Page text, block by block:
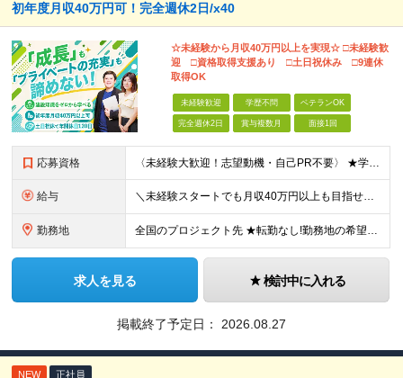
初年度⽉収40万円可！完全週休2日/x40
☆未経験から月収40万円以上を実現☆ □未経験歓
迎 □資格取得支援あり □土日祝休み □9連休
取得OK
未経験歓迎 学歴不問 ベテランOK
完全週休2日 賞与複数月 面接1回
応募資格 〈未経験大歓迎！志望動機・自己PR不要〉 ★学歴・職歴・転職回数・正社員経験の有無など一切不問 ★39歳以下の方※若年層の長期キャリア形成のため 普通自動車免許（AT限定可） ※北海道、東北、東海、
給与 ＼未経験スタートでも月収40万円以上も目指せます／ ★①②から選択OK！ 相談のうえ最終的に会社が決定し、内定時に通知します。 ①：月給（～50万円）+残業代全額支給 ■関東・北信越 月給30万円
勤務地 全国のプロジェクト先 ★転勤なし!勤務地の希望考慮! ★U・Iターン歓迎! ★直行直帰OK! ■関東／東京、神奈川、埼玉、千葉、群馬、栃木、茨城 ■東北／青森、秋田、岩手、宮城、福島、山形 ■関西／
求人を見る 検討中に入れる
掲載終了予定日： 2026.08.27
NEW 正社員